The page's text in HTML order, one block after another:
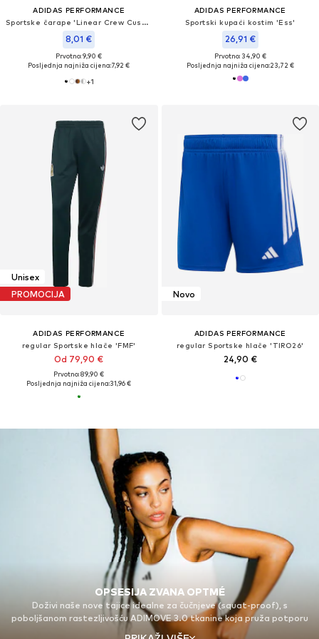
ADIDAS PERFORMANCE
Sportske čarape 'Linear Crew Cushioned 3 Pairs'
8,01 €
Prvotno: 9,90 €
Posljednja najniža cijena:7,92 €
+1
ADIDAS PERFORMANCE
Sportski kupaći kostim 'Ess'
26,91 €
Prvotno: 34,90 €
Posljednja najniža cijena:23,72 €
Unisex
PROMOCIJA
ADIDAS PERFORMANCE
regular Sportske hlače 'FMF'
Od 79,90 €
Prvotno: 89,90 €
Posljednja najniža cijena:31,96 €
Novo
ADIDAS PERFORMANCE
regular Sportske hlače 'TIRO26'
24,90 €
OPSESIJA ZVANA OPTMÉ
Doživi naše nove tajice idealne za čučnjeve (squat-proof), s
poboljšanom rastezljivošću ADIMOVE 3.0 tkanine koja pruža potporu
bez ograničavanja tvojih najdubljih čučnjeva. Zaljubi se u oblikujući pojas